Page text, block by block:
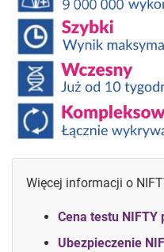
Więcej informacji o
Cena testu
Ubezpieczenie